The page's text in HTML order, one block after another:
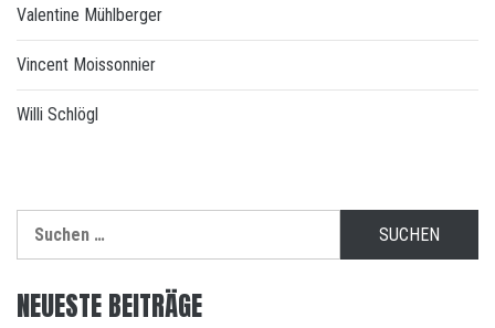
Valentine Mühlberger
Vincent Moissonnier
Willi Schlögl
nach:
NEUESTE BEITRÄGE